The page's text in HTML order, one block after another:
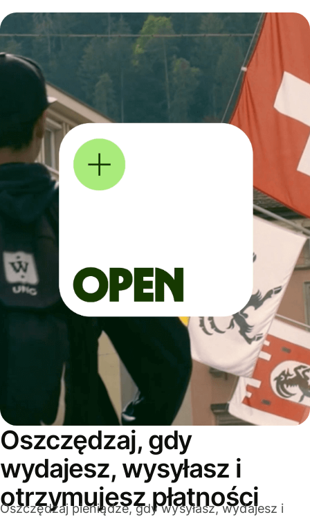
Oszczędzaj, gdy
wydajesz, wysyłasz i
otrzymujesz płatności
Oszczędzaj pieniądze, gdy wysyłasz, wydajesz i